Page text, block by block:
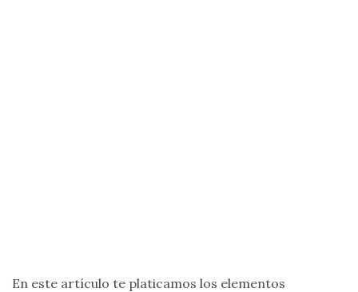
En este artículo te platicamos los elementos